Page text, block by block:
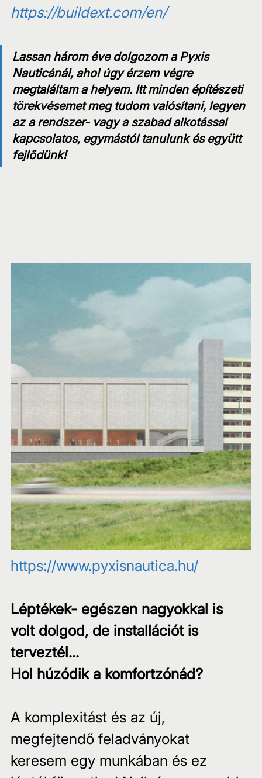
https://buildext.com/en/
Lassan három éve dolgozom a Pyxis
Nauticánál, ahol úgy érzem végre
megtaláltam a helyem. Itt minden építészeti
törekvésemet meg tudom valósítani, legyen
az a rendszer- vagy a szabad alkotással
kapcsolatos, egymástól tanulunk és együtt
fejlődünk!
https://www.pyxisnautica.hu/
Léptékek- egészen nagyokkal is
volt dolgod, de installációt is
terveztél...
Hol húzódik a komfortzónád?
A komplexitást és az új,
megfejtendő feladványokat
keresem egy munkában és ez